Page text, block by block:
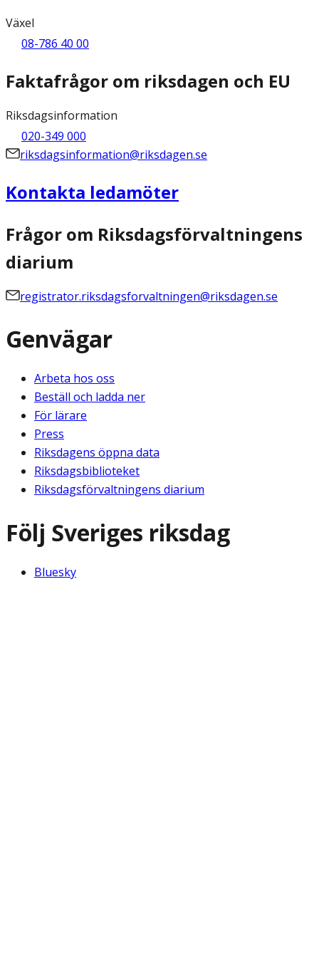
Växel
08-786 40 00
Faktafrågor om riksdagen och EU
Riksdagsinformation
020-349 000
riksdagsinformation@riksdagen.se
Kontakta ledamöter
Frågor om Riksdagsförvaltningens
diarium
registrator.riksdagsforvaltningen@riksdagen.se
Genvägar
Arbeta hos oss
Beställ och ladda ner
För lärare
Press
Riksdagens öppna data
Riksdagsbiblioteket
Riksdagsförvaltningens diarium
Följ Sveriges riksdag
Bluesky